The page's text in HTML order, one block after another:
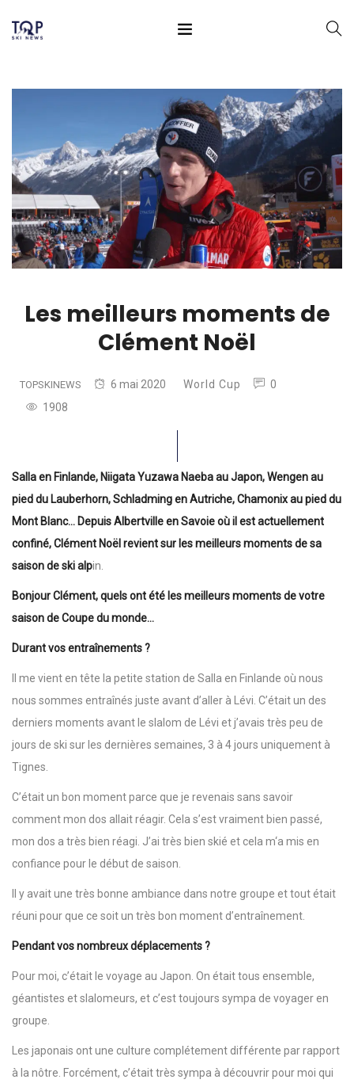
Les meilleurs moments de
Clément Noël
TOPSKINEWS 6 mai 2020 World Cup
0
1908
Salla en Finlande, Niigata Yuzawa Naeba au Japon, Wengen au
pied du Lauberhorn, Schladming en Autriche, Chamonix au pied du
Mont Blanc… Depuis Albertville en Savoie où il est actuellement
confiné, Clément Noël revient sur les meilleurs moments de sa
saison de ski alpin.
Bonjour Clément, quels ont été les meilleurs moments de votre
saison de Coupe du monde…
Durant vos entraînements ?
Il me vient en tête la petite station de Salla en Finlande où nous
nous sommes entraînés juste avant d’aller à Lévi. C’était un des
derniers moments avant le slalom de Lévi et j’avais très peu de
jours de ski sur les dernières semaines, 3 à 4 jours uniquement à
Tignes.
C’était un bon moment parce que je revenais sans savoir
comment mon dos allait réagir. Cela s’est vraiment bien passé,
mon dos a très bien réagi. J’ai très bien skié et cela m‘a mis en
confiance pour le début de saison.
Il y avait une très bonne ambiance dans notre groupe et tout était
réuni pour que ce soit un très bon moment d’entraînement.
Pendant vos nombreux déplacements ?
Pour moi, c’était le voyage au Japon. On était tous ensemble,
géantistes et slalomeurs, et c’est toujours sympa de voyager en
groupe.
Les japonais ont une culture complétement différente par rapport
à la nôtre. Forcément, c’était très sympa à découvrir pour moi qui